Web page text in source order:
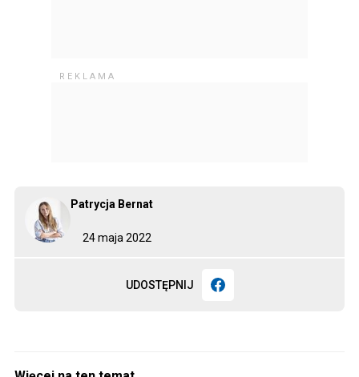
24 maja 2022
Patrycja Bernat
UDOSTĘPNIJ